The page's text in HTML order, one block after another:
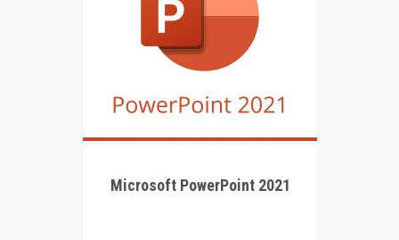
Microsoft PowerPoint 2021